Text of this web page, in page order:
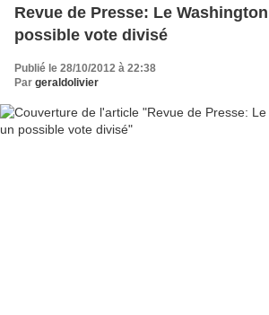
Revue de Presse: Le
possible vote divisé
Publié le 28/10/2012 à 22:38
Par geraldolivier